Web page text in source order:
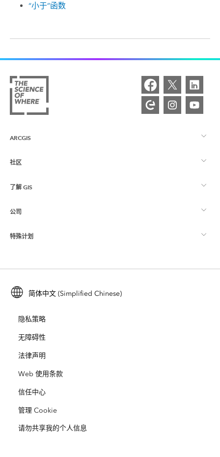
“小于”函数
ARCGIS
ArcGIS 概览
制图
Esri Store
社区
Esri 社区
ArcGIS 博客
Esri 年轻专家关系网
了解 GIS
什么是 GIS？
位置智能
培训
ArcUser
ArcNews
ArcWatch
Esri 视频
公司
关于 Esri
招贤纳士
开放视野
业务行为准则
网站地图
特殊计划
ArcGIS for Student Use
保护
教育
种族平等
简体中文 (Simplified Chinese)
隐私策略
无障碍性
法律声明
Web 使用条款
信任中心
管理 Cookie
请勿共享我的个人信息